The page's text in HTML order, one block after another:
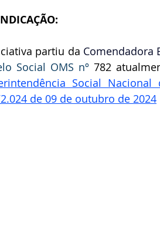
partiu da Comendadora
Social OMS nº 782
Social Nacional
de 09 de outubro de 2024